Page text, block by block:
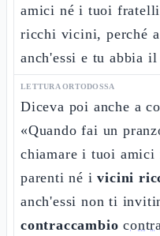
amici né i tuoi
ricchi vicini, perché
anch'essi e tu abbia
LETTURA ORTODOSSA
Diceva poi anche a
«Quando fai un
chiamare i tuoi
parenti né ivicini
anch'essi non ti
contraccambio